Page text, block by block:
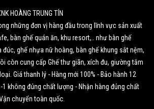
HOÀNG TRUNG TÍN
những đơn vị hàng đầu trong lĩnh vực sản xuất
bàn ghế quán ăn, khu resort,.. như bàn ghế
đúc, ghế nhựa nữ hoàng, bàn ghế khung sắt nệm,
còn cung cấp Ghế thư giãn, xích đu, giường tắm
Giá thanh lý - Hàng mới 100% - Bảo hành 12
1 không đúng chất lượng - Nhận hàng đúng chất
chuyển toàn quốc.